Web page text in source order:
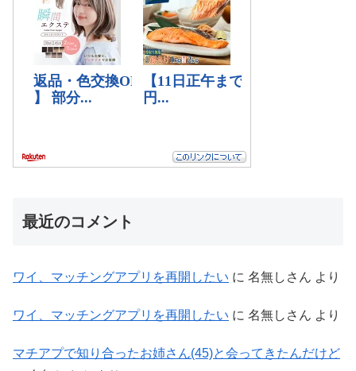
最近のコメント
ワイ、マッチングアプリを再開したい に 名無しさん より
ワイ、マッチングアプリを再開したい に 名無しさん より
マチアプで知り合ったお姉さん(45)と会ってきたんだけど